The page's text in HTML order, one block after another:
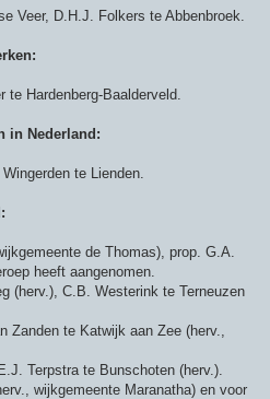
Veer, D.H.J. Folkers te Abbenbroek.
Hardenberg-Baalderveld.
in Nederland:
te Lienden.
de Thomas), prop. G.A.
heeft aangenomen.
(herv.), C.B. Westerink te Terneuzen
Zanden te Katwijk aan Zee (herv.,
Terpstra te Bunschoten (herv.).
wijkgemeente Maranatha) en voor